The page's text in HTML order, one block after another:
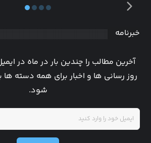
خبرنامه
آخرین مطالب را چندین بار در ماه در
روز رسانی ها و اخبار برای همه دسته
شود.